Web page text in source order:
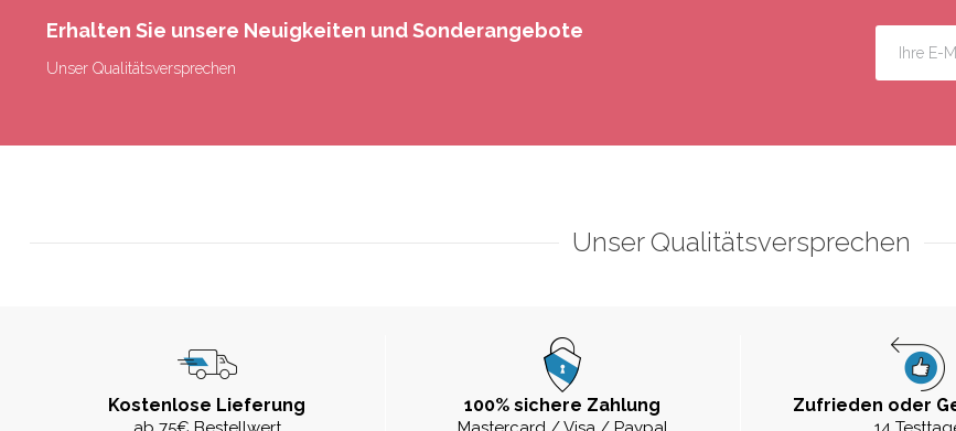
Erhalten Sie unsere Neuigkeiten und Sonderangebote
Unser Qualitätsversprechen
Unser Qualitätsversprechen
Kostenlose Lieferung 100% sichere Zahlung Zufrieden oder